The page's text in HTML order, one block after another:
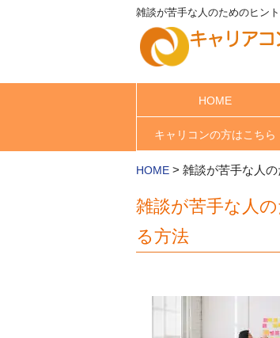
雑談が苦手な人のためのヒン
HOME
キャリコンの方はこちら
HOME > 雑談が苦手な人
雑談が苦手な人
る方法